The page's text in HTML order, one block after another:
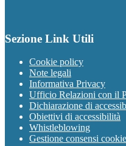
Sezione Link Utili
Cookie policy
Note legali
Informativa Privacy
Ufficio Relazioni con il
Dichiarazione di
Obiettivi di accessibilità
Whistleblowing
Gestione consensi cookie